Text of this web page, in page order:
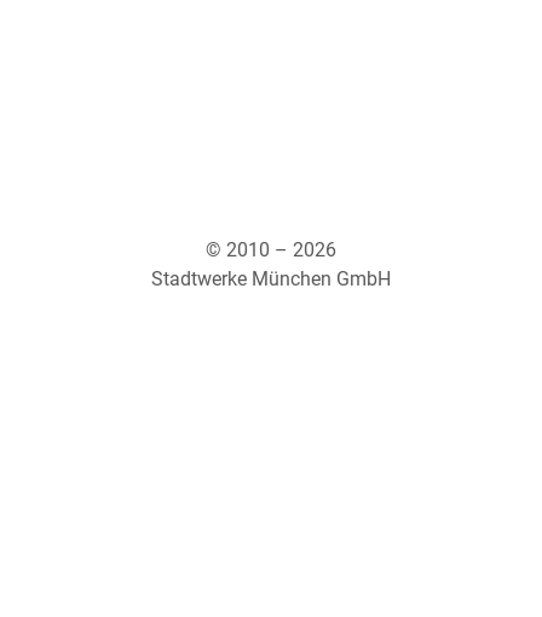
© 2010 – 2026
Stadtwerke München GmbH